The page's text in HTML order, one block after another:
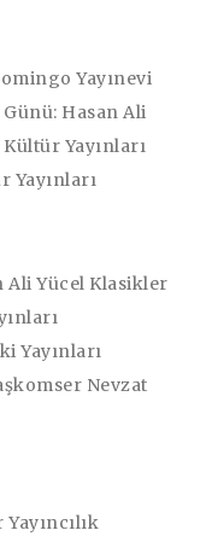
Yayınevi
Hasan Ali
Yayınları
Yayınları
Ali Yücel Klasikler
Yayınları
Nevzat